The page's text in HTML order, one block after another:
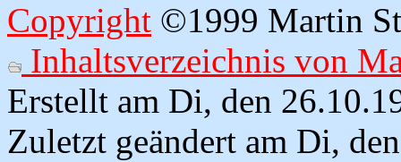
Copyright ©1999 Martin
Inhaltsverzeichnis von
Erstellt am Di, den
Zuletzt geändert am Di,